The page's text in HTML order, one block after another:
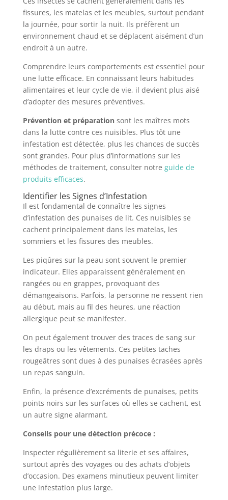
fissures, les matelas et les meubles, surtout pendant
la journée, pour sortir la nuit. Ils préfèrent un
environnement chaud et se déplacent aisément d’un
endroit à un autre.
Comprendre leurs comportements est essentiel pour
une lutte efficace. En connaissant leurs habitudes
alimentaires et leur cycle de vie, il devient plus aisé
d’adopter des mesures préventives.
Prévention et préparationsont les maîtres mots
dans la lutte contre ces nuisibles. Plus tôt une
infestation est détectée, plus les chances de succès
sont grandes. Pour plus d’informations sur les
méthodes de traitement, consulter notre guide de
produits efficaces.
Identifier les Signes d’Infestation
Il est fondamental de connaître les signes
d’infestation des punaises de lit. Ces nuisibles se
cachent principalement dans les matelas, les
sommiers et les fissures des meubles.
Les piqûres sur la peau sont souvent le premier
indicateur. Elles apparaissent généralement en
rangées ou en grappes, provoquant des
démangeaisons. Parfois, la personne ne ressent rien
au début, mais au fil des heures, une réaction
allergique peut se manifester.
On peut également trouver des traces de sang sur
les draps ou les vêtements. Ces petites taches
rougeâtres sont dues à des punaises écrasées après
un repas sanguin.
Enfin, la présence d’excréments de punaises, petits
points noirs sur les surfaces où elles se cachent, est
un autre signe alarmant.
Conseils pour une détection précoce :
Inspecter régulièrement sa literie et ses affaires,
surtout après des voyages ou des achats d’objets
d’occasion. Des examens minutieux peuvent limiter
une infestation plus large.